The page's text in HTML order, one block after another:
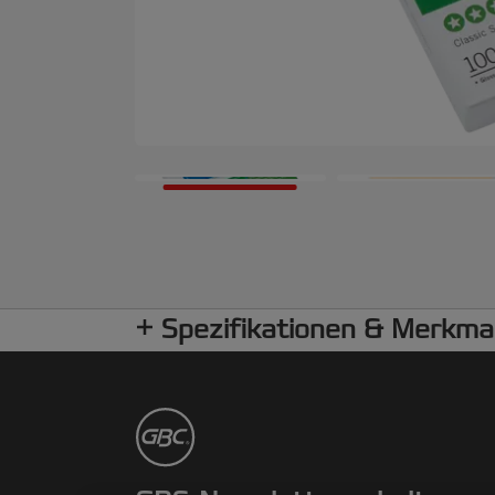
Spezifikationen &